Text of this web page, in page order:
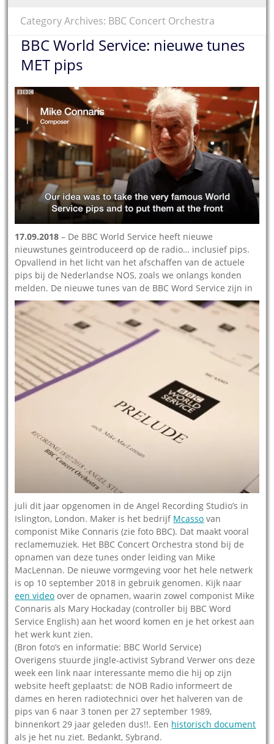
Category Archives: BBC Concert Orchestra
BBC World Service: nieuwe tunes
MET pips
17.09.2018 – De BBC World Service heeft nieuwe
nieuwstunes geïntroduceerd op de radio… inclusief pips.
Opvallend in het licht van het afschaffen van de actuele
pips bij de Nederlandse NOS, zoals we onlangs konden
melden. De nieuwe tunes van de BBC Word Service zijn in
juli dit jaar opgenomen in de Angel Recording Studio’s in
Islington, London. Maker is het bedrijf Mcasso van
componist Mike Connaris (zie foto BBC). Dat maakt vooral
reclamemuziek. Het BBC Concert Orchestra stond bij de
opnamen van deze tunes onder leiding van Mike
MacLennan. De nieuwe vormgeving voor het hele netwerk
is op 10 september 2018 in gebruik genomen. Kijk naar
een video over de opnamen, waarin zowel componist Mike
Connaris als Mary Hockaday (controller bij BBC Word
Service English) aan het woord komen en je het orkest aan
het werk kunt zien.
(Bron foto’s en informatie: BBC World Service)
Overigens stuurde jingle-activist Sybrand Verwer ons deze
week een link naar interessante memo die hij op zijn
website heeft geplaatst: de NOB Radio informeert de
dames en heren radiotechnici over het halveren van de
pips van 6 naar 3 tonen per 27 september 1989,
binnenkort 29 jaar geleden dus!!. Een historisch document
als je het nu ziet. Bedankt, Sybrand.